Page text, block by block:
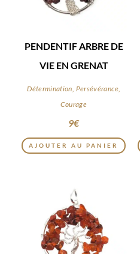
PENDENTIF ARBRE DE
VIE EN GRENAT
Détermination, Persévérance,
Courage
9€
AJOUTER AU PANIER